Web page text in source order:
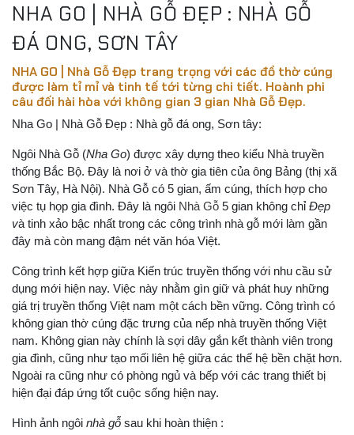
NHA GO | NHÀ GỖ ĐẸP : NHÀ GỖ
ĐÁ ONG, SƠN TÂY
NHA GO | Nhà Gỗ Đẹp trang trọng với các đồ thờ cúng
được làm tỉ mỉ và tinh tế tới từng chi tiết. Hoành phi
câu đối hài hòa với không gian 3 gian Nhà Gỗ Đẹp.
Nha Go | Nhà Gỗ Đẹp : Nhà gỗ đá ong, Sơn tây:
Ngôi Nhà Gỗ (Nha Go) được xây dựng theo kiểu Nhà truyền
thống Bắc Bộ. Đây là nơi ở và thờ gia tiên của ông Bảng (thị xã
Sơn Tây, Hà Nội). Nhà Gỗ có 5 gian, ấm cúng, thích hợp cho
việc tụ họp gia đình. Đây là ngôi Nhà Gỗ 5 gian không chỉĐẹp
và tinh xảo bậc nhất trong các công trình nhà gỗ mới làm gần
đây mà còn mang đậm nét văn hóa Việt.
Công trình kết hợp giữa Kiến trúc truyền thống với nhu cầu sử
dụng mới hiện nay. Việc này nhằm gìn giữ và phát huy những
giá trị truyền thống Việt nam một cách bền vững. Công trình có
không gian thờ cúng đặc trưng của nếp nhà truyền thống Việt
nam. Không gian này chính là sợi dây gắn kết thành viên trong
gia đình, cũng như tạo mối liên hệ giữa các thế hệ bền chặt hơn.
Ngoài ra cũng như có phòng ngủ và bếp với các trang thiết bị
hiện đại đáp ứng tốt cuộc sống hiện nay.
Hình ảnh ngôi nhà gỗ sau khi hoàn thiện :